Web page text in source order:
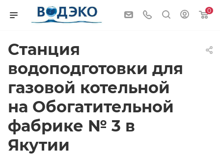
0
Станция
водоподготовки для
газовой котельной
на Обогатительной
фабрике № 3 в
Якутии